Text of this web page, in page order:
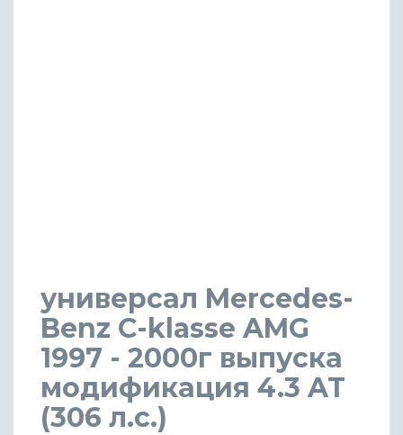
универсал Mercedes-
Benz C-klasse AMG
1997 - 2000г выпуска
модификация 4.3 AT
(306 л.с.)